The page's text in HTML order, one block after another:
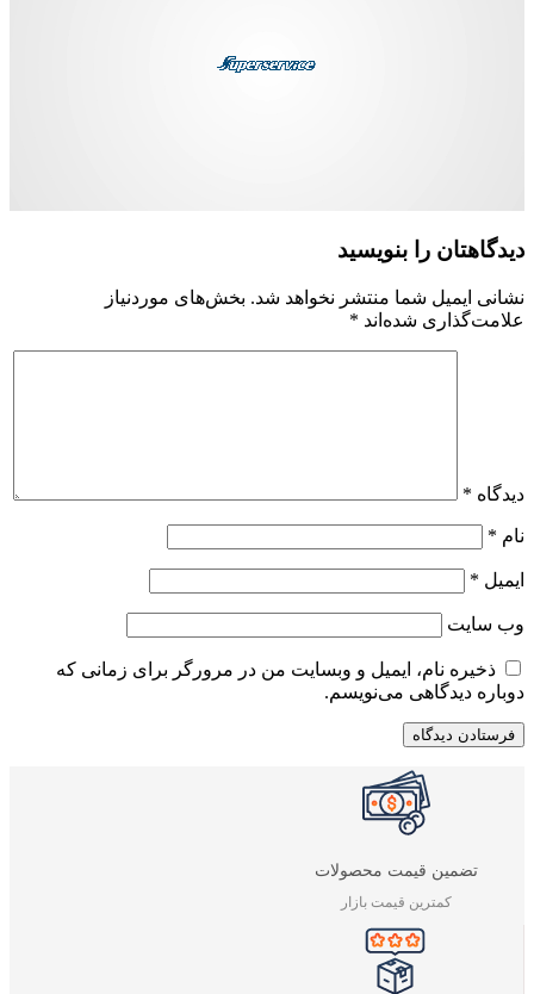
دیدگاهتان را بنویسید
نشانی ایمیل شما منتشر نخواهد شد. بخش‌های موردنیاز
علامت‌گذاری شده‌اند *
دیدگاه *
نام *
ایمیل *
وب‌ سایت
ذخیره نام، ایمیل و وبسایت من در مرورگر برای زمانی که
دوباره دیدگاهی می‌نویسم.
تضمین قیمت محصولات
کمترین قیمت بازار